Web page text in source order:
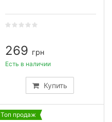
269 грн
Купить
Есть в наличии
Топ продаж